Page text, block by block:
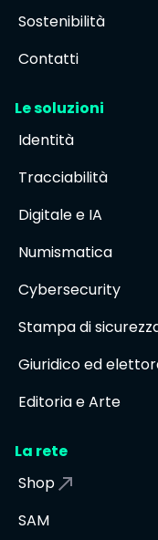
Sostenibilità
Contatti
Le soluzioni
Identità
Tracciabilità
Digitale e IA
Numismatica
Cybersecurity
Stampa di
Giuridico ed
Editoria e Arte
La rete
Shop
SAM